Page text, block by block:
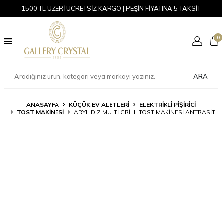
1500 TL ÜZERİ ÜCRETSİZ KARGO | PEŞİN FİYATINA 5 TAKSİT
ARA
0
ANASAYFA KÜÇÜK EV ALETLERI
ELEKTRIKLI PIŞIRICI
TOST MAKINESI
ARYILDIZ MULTI GRILL TOST MAKINESI ANTRASIT